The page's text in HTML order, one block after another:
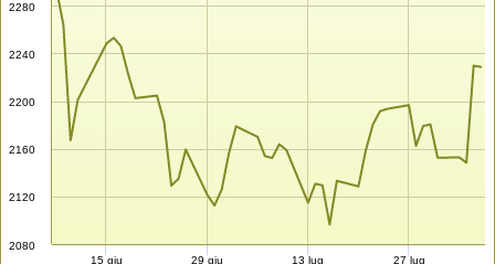
2080
2120
2160
2200
2240
2280
15 giu 29 giu 13 lug 27 lug